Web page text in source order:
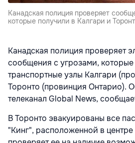
Канадская полиция проверяет
которые получили в Калгари и
Канадская полиция проверяет
сообщения с угрозами,
транспортные узлы Калгари
Торонто (провинция Онтарио).
телеканал Global News,
В Торонто эвакуированы все
"Кинг", расположенной в